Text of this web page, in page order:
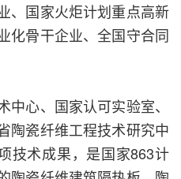
、国家火炬计划重点高新
化骨干企业、全国守合同
心、国家认可实验室、
陶瓷纤维工程技术研究中
技术成果，是国家863计